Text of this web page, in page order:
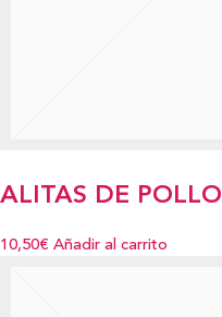
ALITAS DE POLLO
10,50€ Añadir al carrito